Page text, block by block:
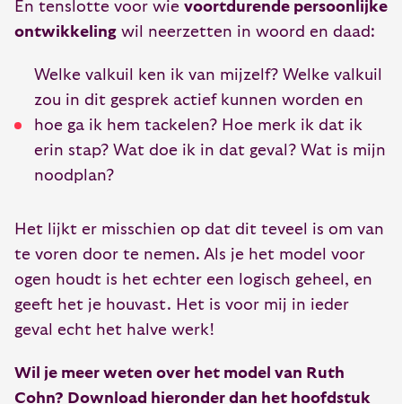
En tenslotte voor wie voortdurende persoonlijke
ontwikkeling wil neerzetten in woord en daad:
Welke valkuil ken ik van mijzelf? Welke valkuil
zou in dit gesprek actief kunnen worden en
hoe ga ik hem tackelen? Hoe merk ik dat ik
erin stap? Wat doe ik in dat geval? Wat is mijn
noodplan?
Het lijkt er misschien op dat dit teveel is om van
te voren door te nemen. Als je het model voor
ogen houdt is het echter een logisch geheel, en
geeft het je houvast. Het is voor mij in ieder
geval echt het halve werk!
Wil je meer weten over het model van Ruth
Cohn? Download hieronder dan het hoofdstuk